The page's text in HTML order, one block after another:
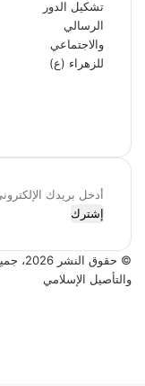
أدخل
بريدك
© حقوق النشر 2026، جميع الحقوق محفوظة |
والتأصيل الإسلامي